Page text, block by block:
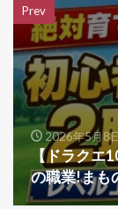
Prev
2026年5月8
【ドラクエ
の職業!まも